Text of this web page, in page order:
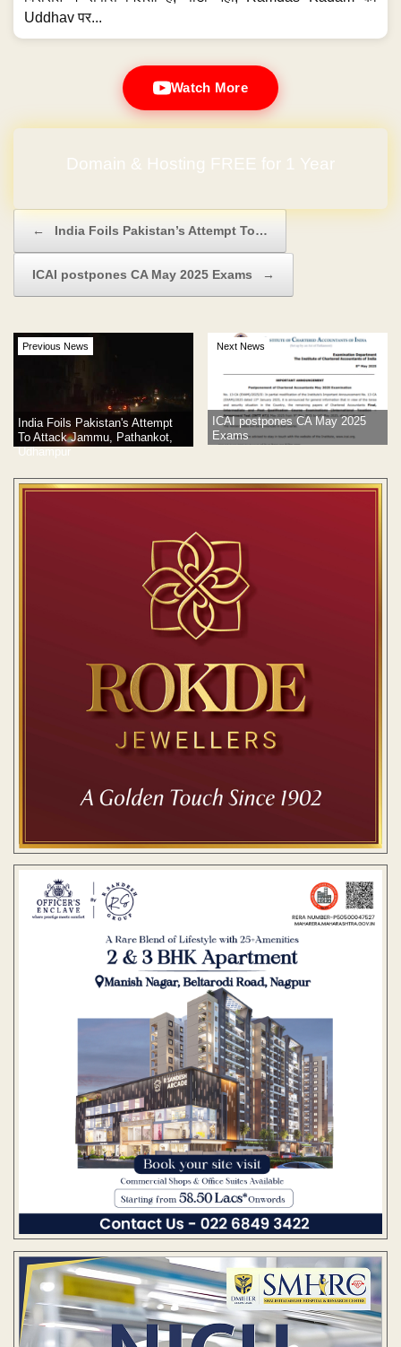
Uddhav पर...
Watch More
Domain & Hosting FREE for 1 Year
← India Foils Pakistan’s Attempt To…
ICAI postpones CA May 2025 Exams →
Previous News
India Foils Pakistan's Attempt
To Attack Jammu, Pathankot,
Udhampur
Next News
ICAI postpones CA May 2025
Exams